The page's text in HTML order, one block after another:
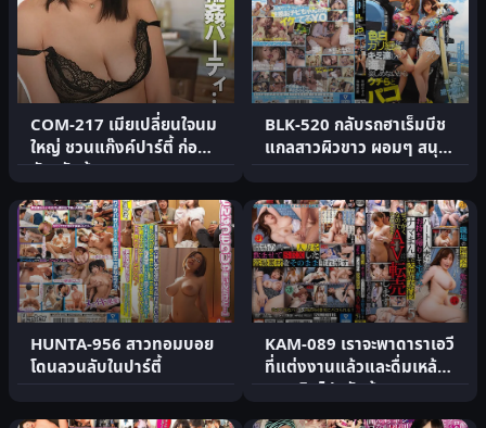
COM-217 เมียเปลี่ยนใจนม
ใหญ่ ชวนแก๊งค์ปาร์ตี้ ก่อน
ผัวกลับบ้าน
BLK-520 กลับรถฮาเร็มบีช
แกลสาวผิวขาว ผอมๆ สนุก
สุดๆ
HUNTA-956 สาวทอมบอย
โดนลวนลับในปาร์ตี้
KAM-089 เราจะพาดาราเอวี
ที่แต่งงานแล้วและดื่มเหล้า
มากเกินไปกลับบ้าน.